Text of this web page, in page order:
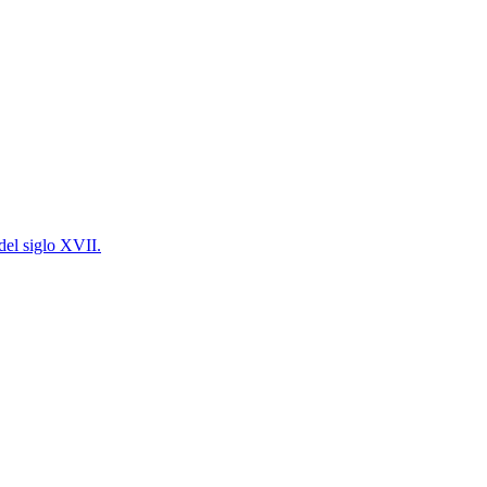
del siglo XVII.